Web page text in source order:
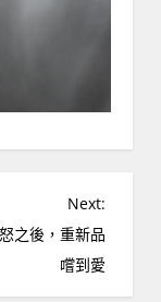
Next:
之後，重新品
嚐到愛